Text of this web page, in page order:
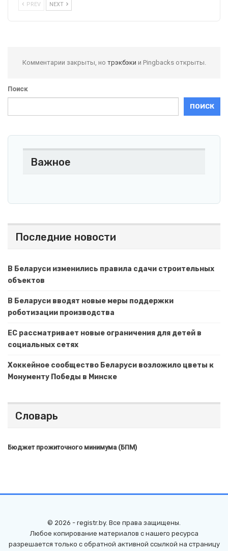
PREV NEXT
Комментарии закрыты, но трэкбэки и Pingbacks открыты.
Поиск
ПОИСК
Важное
Последние новости
В Беларуси изменились правила сдачи строительных
объектов
В Беларуси вводят новые меры поддержки
роботизации производства
ЕС рассматривает новые ограничения для детей в
социальных сетях
Хоккейное сообщество Беларуси возложило цветы к
Монументу Победы в Минске
Словарь
Бюджет прожиточного минимума (БПМ)
© 2026 - registr.by. Все права защищены.
Любое копирование материалов с нашего ресурса
разрешается только с обратной активной ссылкой на страницу